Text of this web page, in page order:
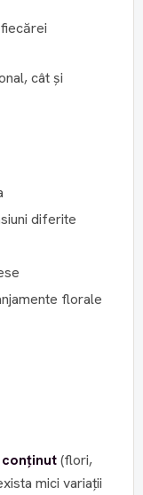
cât și
diferite
florale
(flori,
mici variații